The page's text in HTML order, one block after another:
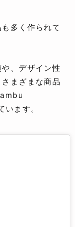
多く作られて
、デザイン性
まざまな商品
ます。